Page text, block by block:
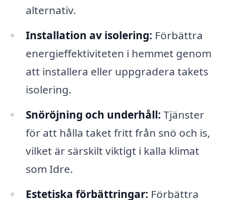
alternativ.
Installation av isolering: Förbättra
energieffektiviteten i hemmet genom
att installera eller uppgradera takets
isolering.
Snöröjning och underhåll: Tjänster
för att hålla taket fritt från snö och is,
vilket är särskilt viktigt i kalla klimat
som Idre.
Estetiska förbättringar: Förbättra